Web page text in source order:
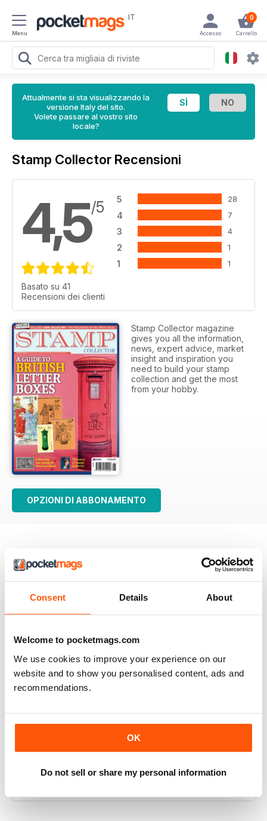
Consent Details About
Welcome to pocketmags.com
We use cookies to improve your experience on our
website and to show you personalised content, ads and
recommendations.
OK
Do not sell or share my personal information
Menu
IT 0
Carrello
Accesso
Attualmente si sta visualizzando la
versione Italy del sito.
Volete passare al vostro sito
locale?
Stamp Collector Recensioni
4,5/5
Basato su 41
Recensioni dei clienti
5 28
4 7
3 4
2 1
1 1
Stamp Collector magazine
gives you all the information,
news, expert advice, market
insight and inspiration you
need to build your stamp
collection and get the most
from your hobby.
OPZIONI DI ABBONAMENTO
ABBONATO
Stamp Collector
Interesting articles and very well written. The fact that it
more convenient. Keep up the great work!
Recensito giovedì 9 luglio 2020
Great read
the friendly approach.